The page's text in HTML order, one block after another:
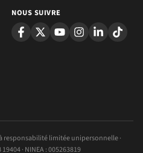
NOUS SUIVRE
responsabilité limitée unipersonnelle ·
19404 · NINEA : 005263819